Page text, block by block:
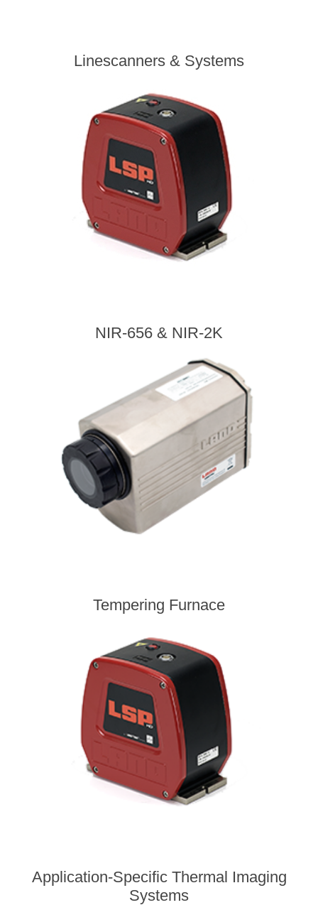
Linescanners & Systems
NIR-656 & NIR-2K
Tempering Furnace
Application-Specific Thermal Imaging
Systems